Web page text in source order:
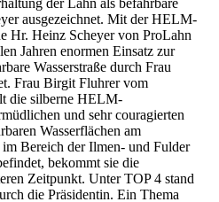
der Lahn als befahrbare
ausgezeichnet. Mit der HELM-
Hr. Heinz Scheyer von ProLahn
Jahren enormen Einsatz zur
Wasserstraße durch Frau
Frau Birgit Fluhrer vom
die silberne HELM-
und sehr couragierten
Wasserflächen am
Bereich der Ilmen- und Fulder
bekommt sie die
Zeitpunkt. Unter TOP 4 stand
die Präsidentin. Ein Thema